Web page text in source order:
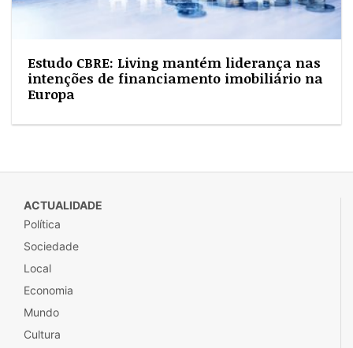
Estudo CBRE: Living mantém liderança nas
intenções de financiamento imobiliário na
Europa
ACTUALIDADE
Política
Sociedade
Local
Economia
Mundo
Cultura